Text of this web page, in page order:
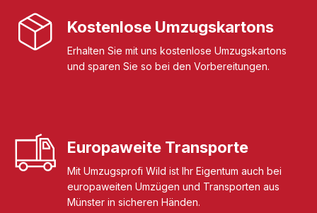
Kostenlose Umzugskartons
Erhalten Sie mit uns kostenlose Umzugskartons
und sparen Sie so bei den Vorbereitungen.
Europaweite Transporte
Mit Umzugsprofi Wild ist Ihr Eigentum auch bei
europaweiten Umzügen und Transporten aus
Münster in sicheren Händen.